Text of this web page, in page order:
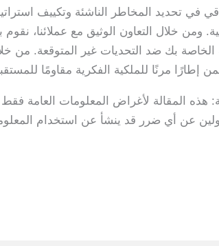
في تحديد المخاطر الناشئة وتكييف
ومن خلال التعاون الوثيق مع عملائنا،
مرنًا للملكية الفكرية مقاومًا
هذه المقالة لأغراض المعلومات العامة
عن أي ضرر قد ينشأ عن استخدام